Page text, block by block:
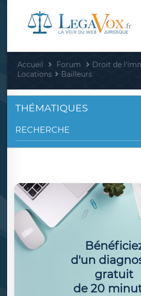
Accueil Forum
Droit de
Locations
Bailleurs
THÉMATIQUES
d'un
gratuit
de 20